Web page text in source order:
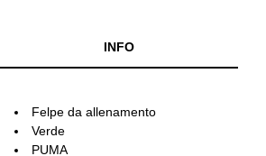
INFO
Felpe da allenamento
Verde
PUMA